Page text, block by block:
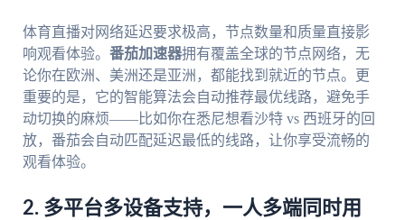
体育直播对网络延迟要求极高，节点数量和质量直接影
响观看体验。 番茄加速器拥有覆盖全球的节点网络，无
论你在欧洲、美洲还是亚洲，都能找到就近的节点。更
重要的是，它的智能算法会自动推荐最优线路，避免手
动切换的麻烦——比如你在悉尼想看沙特 vs 西班牙的回
放，番茄会自动匹配延迟最低的线路，让你享受流畅的
观看体验。
2. 多平台多设备支持，一人多端同时用